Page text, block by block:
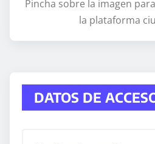
Pincha sobre la imagen
la plataforma
DATOS DE